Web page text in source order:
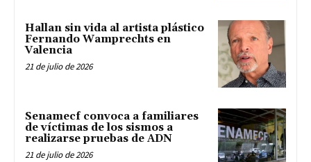
Hallan sin vida al artista plástico
Fernando Wamprechts en
Valencia
21 de julio de 2026
Senamecf convoca a familiares
de víctimas de los sismos a
realizarse pruebas de ADN
21 de julio de 2026